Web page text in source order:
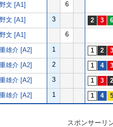
文 [A1] 6
文 [A1] 3
文 [A1] 6
雄介 [A2] 1
雄介 [A2] 2
雄介 [A2] 3
雄介 [A2] 1
スポンサーリ